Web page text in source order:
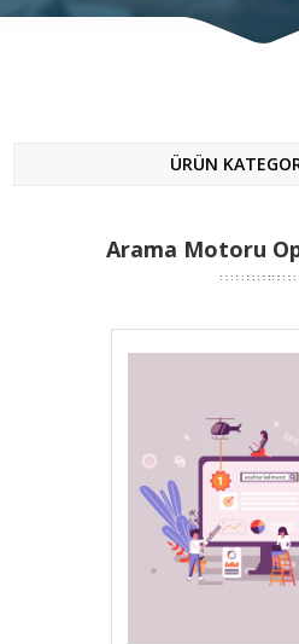
ÜRÜN
Arama Motoru